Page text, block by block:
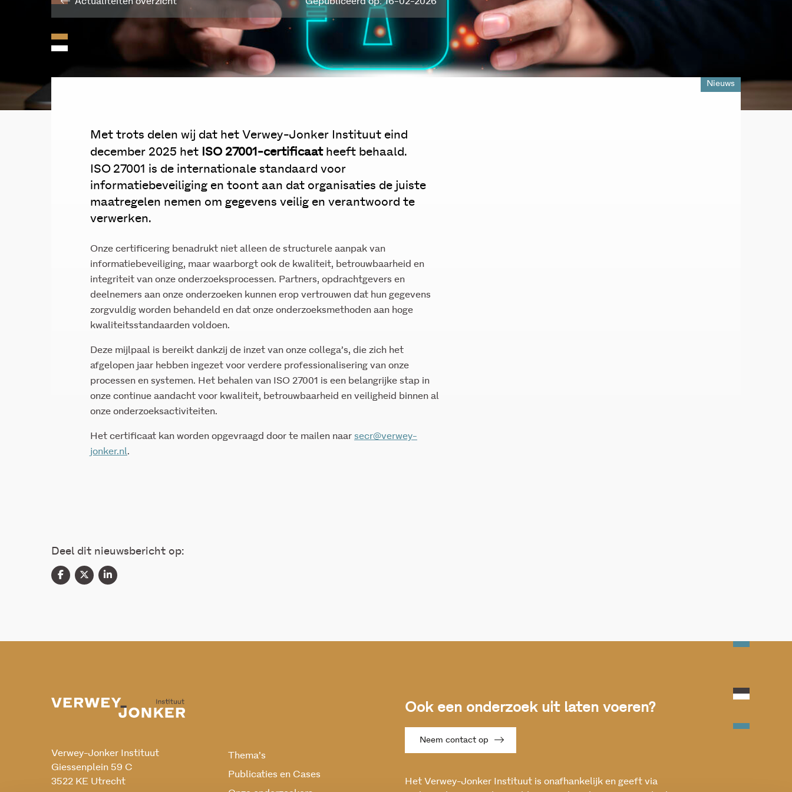
Nieuws
Met trots delen wij dat het Verwey-Jonker Instituut eind
december 2025 het ISO 27001-certificaatheeft behaald.
ISO 27001 is de internationale standaard voor
informatiebeveiliging en toont aan dat organisaties de juiste
maatregelen nemen om gegevens veilig en verantwoord te
verwerken.
Onze certificering benadrukt niet alleen de structurele aanpak van
informatiebeveiliging, maar waarborgt ook de kwaliteit, betrouwbaarheid en
integriteit van onze onderzoeksprocessen. Partners, opdrachtgevers en
deelnemers aan onze onderzoeken kunnen erop vertrouwen dat hun gegevens
zorgvuldig worden behandeld en dat onze onderzoeksmethoden aan hoge
kwaliteitsstandaarden voldoen.
Deze mijlpaal is bereikt dankzij de inzet van onze collega’s, die zich het
afgelopen jaar hebben ingezet voor verdere professionalisering van onze
processen en systemen. Het behalen van ISO 27001 is een belangrijke stap in
onze continue aandacht voor kwaliteit, betrouwbaarheid en veiligheid binnen al
onze onderzoeksactiviteiten.
Het certificaat kan worden opgevraagd door te mailen naar secr@verwey-
jonker.nl .
Deel dit nieuwsbericht op:
Verwey-Jonker Instituut
Giessenplein 59 C
3522 KE Utrecht
Thema’s
Publicaties en Cases
Ook een onderzoek uit laten voeren?
Neem contact op
Het Verwey-Jonker Instituut is onafhankelijk en geeft via